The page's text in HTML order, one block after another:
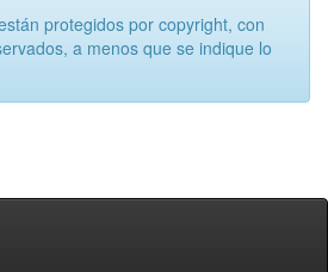
protegidos por copyright, con
a menos que se indique lo